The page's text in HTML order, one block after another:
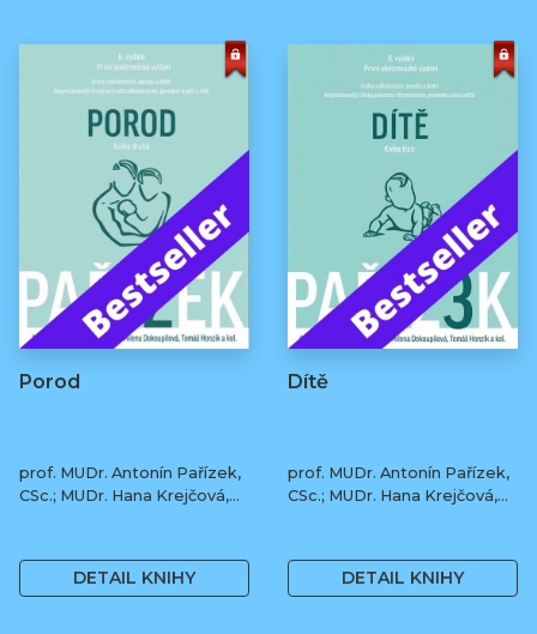
Porod
prof. MUDr. Antonín Pařízek,
CSc.; MUDr. Hana Krejčová,
Tomáš Honzík, Ph.D. a kol.
DETAIL KNIHY
Dítě
prof. MUDr. Antonín Pařízek,
CSc.; MUDr. Hana Krejčová,
Tomáš Honzík, Ph.D. a kol.
DETAIL KNIHY